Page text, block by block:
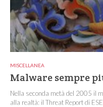
MISCELLANEA
Malware sempre
Nella seconda metà del 2005 il
alla realtà: il Threat Report di